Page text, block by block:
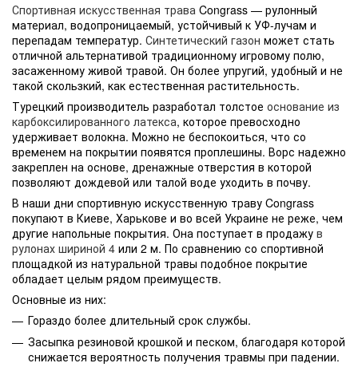
Спортивная искусственная трава Congrass — рулонный
материал, водопроницаемый, устойчивый к УФ-лучам и
перепадам температур. Синтетический газон может стать
отличной альтернативой традиционному игровому полю,
засаженному живой травой. Он более упругий, удобный и не
такой скользкий, как естественная растительность.
Турецкий производитель разработал толстое основание из
карбоксилированного латекса, которое превосходно
удерживает волокна. Можно не беспокоиться, что со
временем на покрытии появятся проплешины. Ворс надежно
закреплен на основе, дренажные отверстия в которой
позволяют дождевой или талой воде уходить в почву.
В наши дни спортивную искусственную траву Congrass
покупают в Киеве, Харькове и во всей Украине не реже, чем
другие напольные покрытия. Она поступает в продажу в
рулонах шириной 4 или 2 м. По сравнению со спортивной
площадкой из натуральной травы подобное покрытие
обладает целым рядом преимуществ.
Основные из них:
Гораздо более длительный срок службы.
Засыпка резиновой крошкой и песком, благодаря которой
снижается вероятность получения травмы при падении.